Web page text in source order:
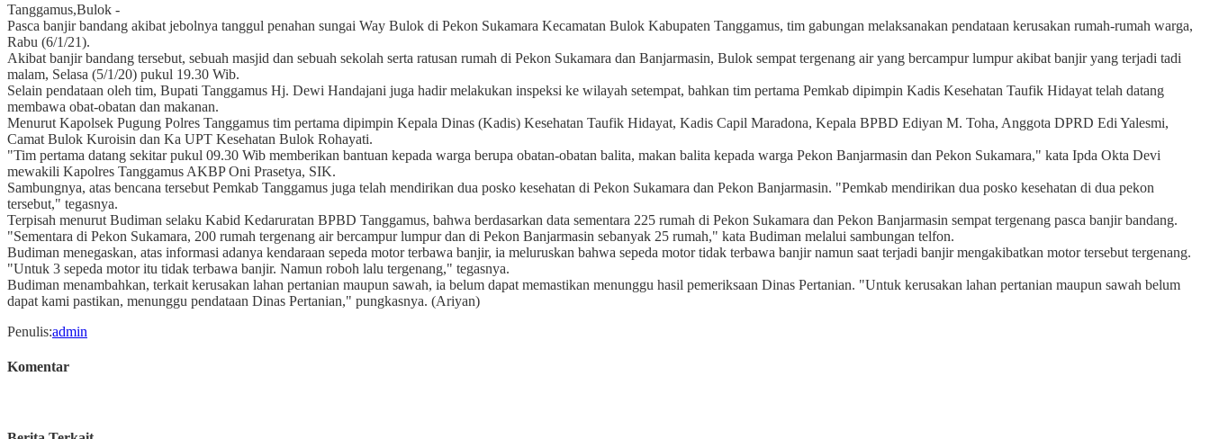
Tanggamus,Bulok -
Pasca banjir bandang akibat jebolnya tanggul penahan sungai Way Bulok di Pekon Sukamara Kecamatan Bulok Kabupaten Tanggamus, tim gabungan melaksanakan pendataan kerusakan rumah-rumah warga,
Rabu (6/1/21).
Akibat banjir bandang tersebut, sebuah masjid dan sebuah sekolah serta ratusan rumah di Pekon Sukamara dan Banjarmasin, Bulok sempat tergenang air yang bercampur lumpur akibat banjir yang terjadi tadi
malam, Selasa (5/1/20) pukul 19.30 Wib.
Selain pendataan oleh tim, Bupati Tanggamus Hj. Dewi Handajani juga hadir melakukan inspeksi ke wilayah setempat, bahkan tim pertama Pemkab dipimpin Kadis Kesehatan Taufik Hidayat telah datang
membawa obat-obatan dan makanan.
Menurut Kapolsek Pugung Polres Tanggamus tim pertama dipimpin Kepala Dinas (Kadis) Kesehatan Taufik Hidayat, Kadis Capil Maradona, Kepala BPBD Ediyan M. Toha, Anggota DPRD Edi Yalesmi,
Camat Bulok Kuroisin dan Ka UPT Kesehatan Bulok Rohayati.
"Tim pertama datang sekitar pukul 09.30 Wib memberikan bantuan kepada warga berupa obatan-obatan balita, makan balita kepada warga Pekon Banjarmasin dan Pekon Sukamara," kata Ipda Okta Devi
mewakili Kapolres Tanggamus AKBP Oni Prasetya, SIK.
Sambungnya, atas bencana tersebut Pemkab Tanggamus juga telah mendirikan dua posko kesehatan di Pekon Sukamara dan Pekon Banjarmasin. "Pemkab mendirikan dua posko kesehatan di dua pekon
tersebut," tegasnya.
Terpisah menurut Budiman selaku Kabid Kedaruratan BPBD Tanggamus, bahwa berdasarkan data sementara 225 rumah di Pekon Sukamara dan Pekon Banjarmasin sempat tergenang pasca banjir bandang.
"Sementara di Pekon Sukamara, 200 rumah tergenang air bercampur lumpur dan di Pekon Banjarmasin sebanyak 25 rumah," kata Budiman melalui sambungan telfon.
Budiman menegaskan, atas informasi adanya kendaraan sepeda motor terbawa banjir, ia meluruskan bahwa sepeda motor tidak terbawa banjir namun saat terjadi banjir mengakibatkan motor tersebut tergenang.
"Untuk 3 sepeda motor itu tidak terbawa banjir. Namun roboh lalu tergenang," tegasnya.
Budiman menambahkan, terkait kerusakan lahan pertanian maupun sawah, ia belum dapat memastikan menunggu hasil pemeriksaan Dinas Pertanian. "Untuk kerusakan lahan pertanian maupun sawah belum
dapat kami pastikan, menunggu pendataan Dinas Pertanian," pungkasnya. (Ariyan)
Penulis:admin
Komentar